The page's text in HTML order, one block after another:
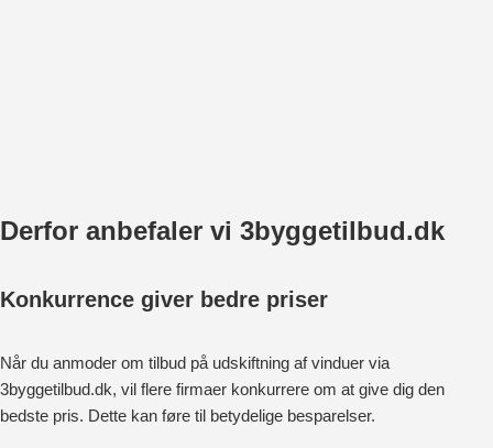
Derfor anbefaler vi 3byggetilbud.dk
Konkurrence giver bedre priser
Når du anmoder om tilbud på udskiftning af vinduer via
3byggetilbud.dk, vil flere firmaer konkurrere om at give dig den
bedste pris. Dette kan føre til betydelige besparelser.